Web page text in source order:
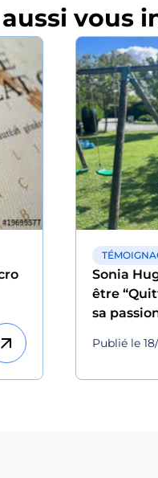
vous
arrow_outward
Sonia
être
sa
Publié le